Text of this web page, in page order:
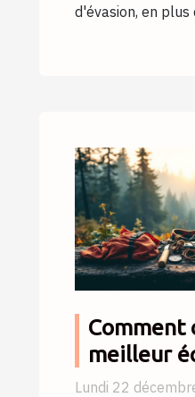
d'évasion, en plus
Comment
meilleur
pour vos
Lundi 22